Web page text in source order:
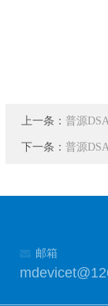
上一条： 普源
下一条： 普源
邮箱